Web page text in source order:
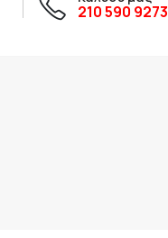
210 590 9273